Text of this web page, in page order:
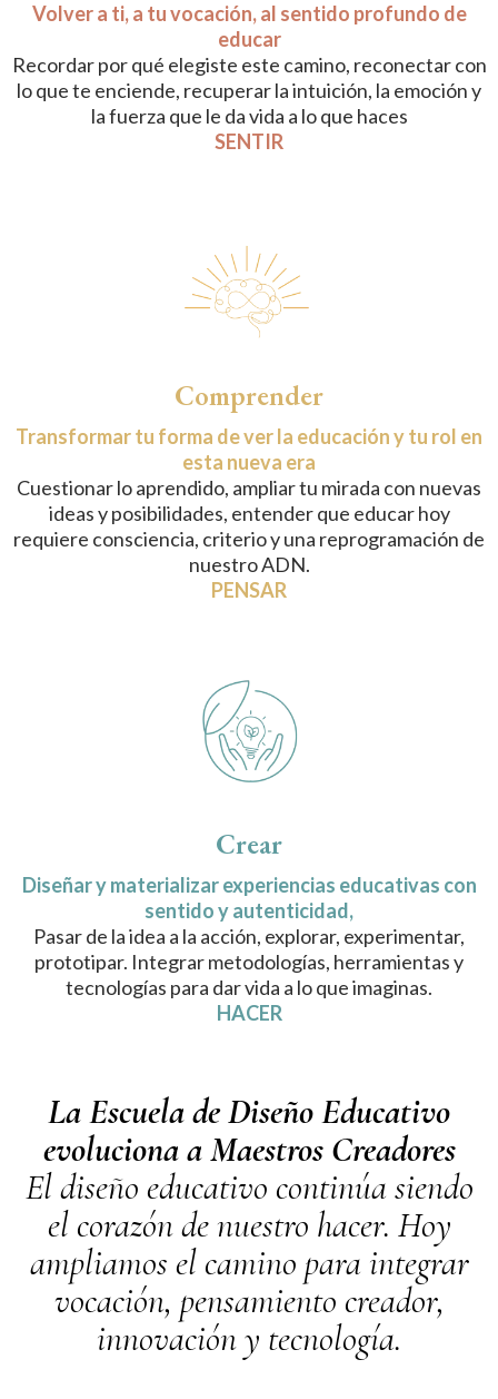
Volver a ti, a tu vocación, al sentido profundo de
educar
Recordar por qué elegiste este camino, reconectar con
lo que te enciende, recuperar la intuición, la emoción y
la fuerza que le da vida a lo que haces
SENTIR
Comprender
Transformar tu forma de ver la educación y tu rol en
esta nueva era
Cuestionar lo aprendido, ampliar tu mirada con nuevas
ideas y posibilidades, entender que educar hoy
requiere consciencia, criterio y una reprogramación de
nuestro ADN.
PENSAR
Crear
Diseñar y materializar experiencias educativas con
sentido y autenticidad,
Pasar de la idea a la acción, explorar, experimentar,
prototipar. Integrar metodologías, herramientas y
tecnologías para dar vida a lo que imaginas.
HACER
La Escuela de Diseño Educativo
evoluciona a Maestros Creadores
El diseño educativo continúa siendo
el corazón de nuestro hacer. Hoy
ampliamos el camino para integrar
vocación, pensamiento creador,
innovación y tecnología.